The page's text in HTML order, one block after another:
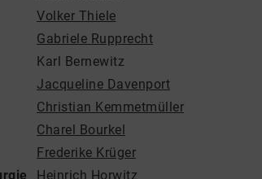
Volker Thiele
Gabriele Rupprecht
Karl Bernewitz
Jacqueline Davenport
Christian Kemmetmüller
Charel Bourkel
Frederike Krüger
Heinrich Horwitz